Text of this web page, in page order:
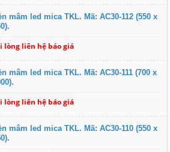
mâm led mica TKL. Mã: AC30-112 (550 x
lòng liên hệ báo giá
mâm led mica TKL. Mã: AC30-111 (700 x
lòng liên hệ báo giá
mâm led mica TKL. Mã: AC30-110 (550 x